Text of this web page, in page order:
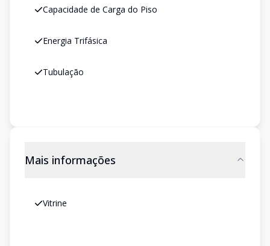
Capacidade de Carga do Piso
Energia Trifásica
Tubulação
Mais informações
Vitrine